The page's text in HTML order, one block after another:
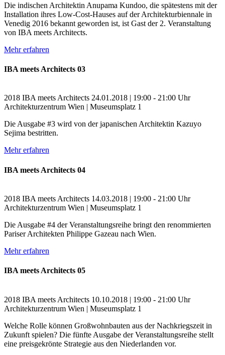
Die indischen Architektin Anupama Kundoo, die spätestens mit der
Installation ihres Low-Cost-Hauses auf der Architekturbiennale in
Venedig 2016 bekannt geworden ist, ist Gast der 2. Veranstaltung
von IBA meets Architects.
Mehr erfahren
IBA meets Architects 03
2018 IBA meets Architects 24.01.2018 | 19:00 - 21:00 Uhr
Architekturzentrum Wien | Museumsplatz 1
Die Ausgabe #3 wird von der japanischen Architektin Kazuyo
Sejima bestritten.
Mehr erfahren
IBA meets Architects 04
2018 IBA meets Architects 14.03.2018 | 19:00 - 21:00 Uhr
Architekturzentrum Wien | Museumsplatz 1
Die Ausgabe #4 der Veranstaltungsreihe bringt den renommierten
Pariser Architekten Philippe Gazeau nach Wien.
Mehr erfahren
IBA meets Architects 05
2018 IBA meets Architects 10.10.2018 | 19:00 - 21:00 Uhr
Architekturzentrum Wien | Museumsplatz 1
Welche Rolle können Großwohnbauten aus der Nachkriegszeit in
Zukunft spielen? Die fünfte Ausgabe der Veranstaltungsreihe stellt
eine preisgekrönte Strategie aus den Niederlanden vor.